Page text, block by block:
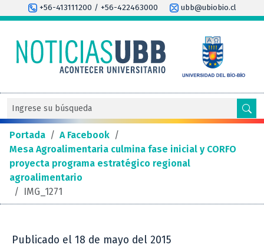
+56-413111200 / +56-422463000 ubb@ubiobio.cl
Portada / A Facebook /
Mesa Agroalimentaria culmina fase inicial y CORFO
proyecta programa estratégico regional
agroalimentario
/ IMG_1271
Publicado el 18 de mayo del 2015